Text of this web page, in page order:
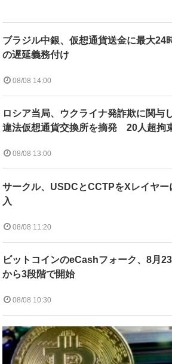
ブラジル中銀、仮想通貨送金に最大24
の遅延義務付け
08/08 14:00
ロシア当局、ウクライナ発詐欺に関与
違法仮想通貨交換所を摘発 20人超拘
08/08 13:00
サークル、USDCとCCTPをXレイヤー
入
08/08 11:20
ビットコインのeCashフォーク、8月23
から3段階で開始
08/08 10:30